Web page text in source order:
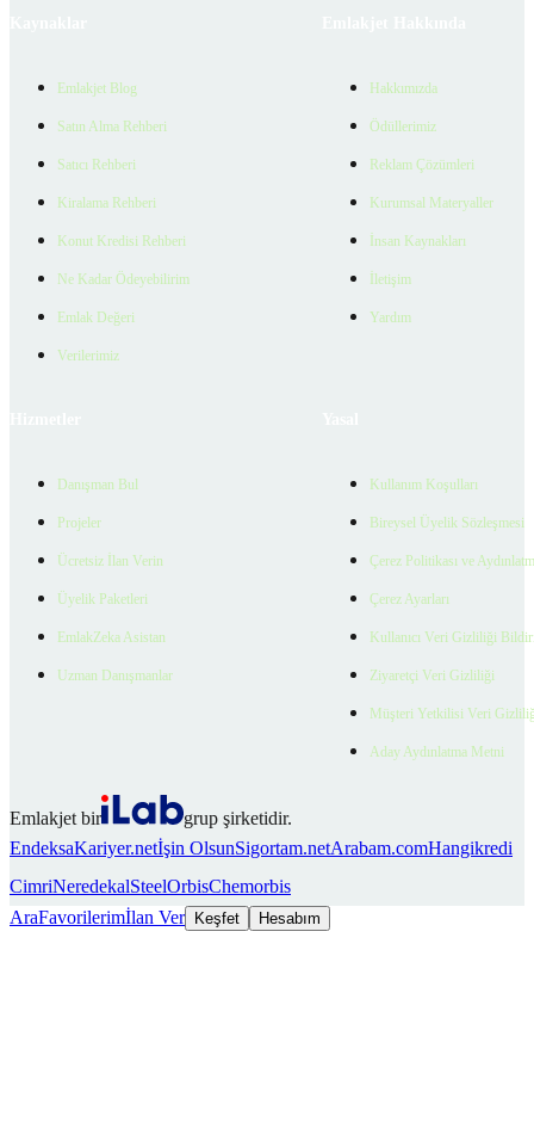
Emlakjet Blog
Satın Alma Rehberi
Satıcı Rehberi
Kiralama Rehberi
Konut Kredisi Rehberi
Ne Kadar Ödeyebilirim
Emlak Değeri
Verilerimiz
Hakkımızda
Ödüllerimiz
Reklam Çözümleri
Kurumsal Materyaller
İnsan Kaynakları
İletişim
Yardım
Danışman Bul
Projeler
Ücretsiz İlan Verin
Üyelik Paketleri
EmlakZeka Asistan
Uzman Danışmanlar
Kullanım Koşulları
Bireysel Üyelik Sözleşmesi
Çerez Politikası ve
Çerez Ayarları
Kullanıcı Veri Gizliliği
Ziyaretçi Veri Gizliliği
Müşteri Yetkilisi Veri
Aday Aydınlatma Metni
Emlakjet bir
grup şirketidir.
EndeksaKariyer.netİşin OlsunSigortam.netArabam.comHangikredi
CimriNeredekalSteelOrbisChemorbis
AraFavorilerimİlan Ver Keşfet Hesabım